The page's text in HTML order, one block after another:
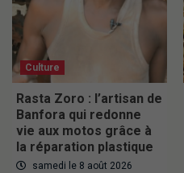
Culture
Rasta Zoro : l’artisan de
Banfora qui redonne
vie aux motos grâce à
la réparation plastique
samedi le 8 août 2026